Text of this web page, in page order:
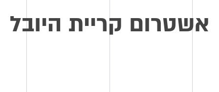
אשטרום קריית היובל